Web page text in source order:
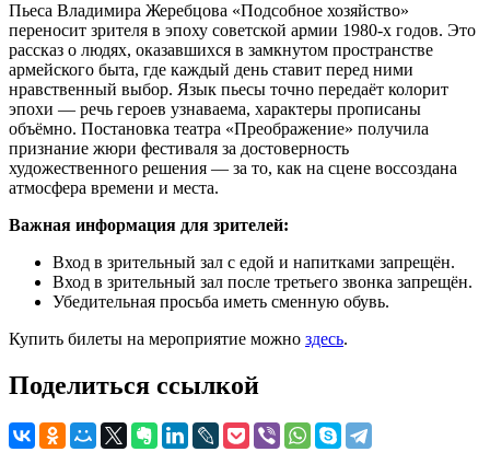
Пьеса Владимира Жеребцова «Подсобное хозяйство»
переносит зрителя в эпоху советской армии 1980-х годов. Это
рассказ о людях, оказавшихся в замкнутом пространстве
армейского быта, где каждый день ставит перед ними
нравственный выбор. Язык пьесы точно передаёт колорит
эпохи — речь героев узнаваема, характеры прописаны
объёмно. Постановка театра «Преображение» получила
признание жюри фестиваля за достоверность
художественного решения — за то, как на сцене воссоздана
атмосфера времени и места.
Важная информация для зрителей:
Вход в зрительный зал с едой и напитками запрещён.
Вход в зрительный зал после третьего звонка запрещён.
Убедительная просьба иметь сменную обувь.
Купить билеты на мероприятие можно здесь.
Поделиться ссылкой